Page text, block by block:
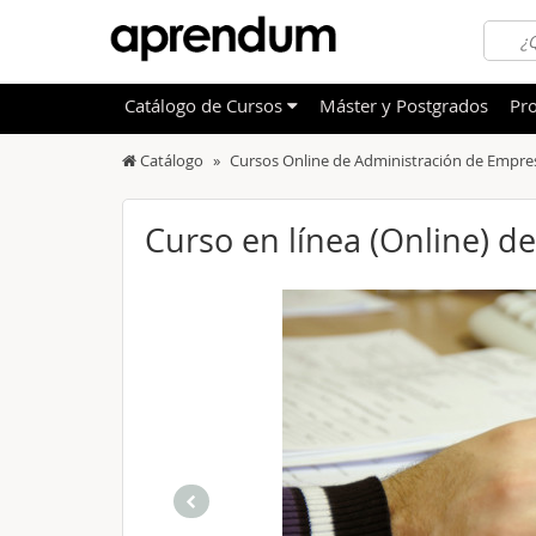
OFERTAS DESTACADAS
NOVEDADES DE NUESTRO CATÁLOGO
Idiomas
Otras
Catálogo Cursos Online de Administración de
Curso en línea (Online)
Catálogo de Cursos Máster y Postgrados